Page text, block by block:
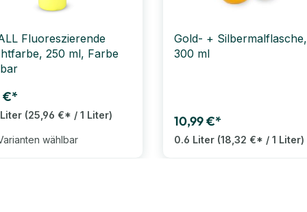
Fluoreszierende
250 ml, Farbe
€*
(25,96 €* / 1 Liter)
wählbar
Gold- +
300 ml
10,99 €*
0.6 Liter (18,32 €* / 1 Liter)